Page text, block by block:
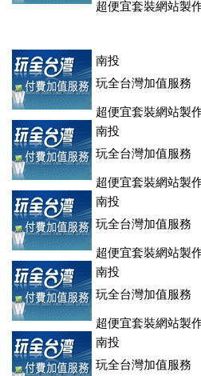
超便宜套裝網站製
登、訂房系統、客房委託旅行社銷
南投
玩全台灣加值服務
超便宜套裝網站製
登、訂房系統、客房委託旅行社銷
南投
玩全台灣加值服務
超便宜套裝網站製
登、訂房系統、客房委託旅行社銷
南投
玩全台灣加值服務
超便宜套裝網站製
登、訂房系統、客房委託旅行社銷
南投
玩全台灣加值服務
超便宜套裝網站製
登、訂房系統、客房委託旅行社銷
南投
玩全台灣加值服務